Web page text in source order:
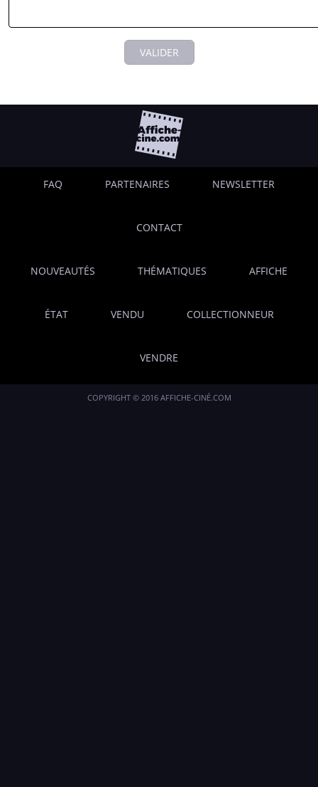
VALIDER
FAQ PARTENAIRES NEWSLETTER
CONTACT
NOUVEAUTÉS THÉMATIQUES AFFICHE
ÉTAT VENDU COLLECTIONNEUR
VENDRE
COPYRIGHT © 2016 AFFICHE-CINÉ.COM